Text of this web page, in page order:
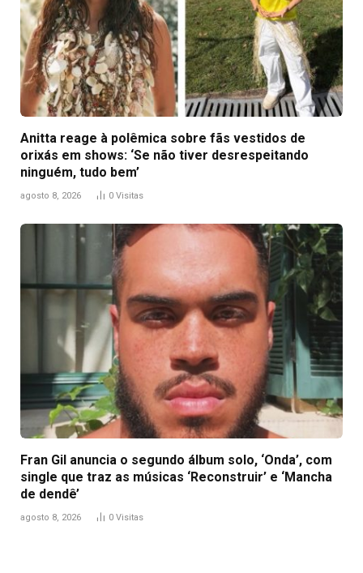
Anitta reage à polêmica sobre fãs vestidos de
orixás em shows: ‘Se não tiver desrespeitando
ninguém, tudo bem’
agosto 8, 2026 0 Visitas
Fran Gil anuncia o segundo álbum solo, ‘Onda’, com
single que traz as músicas ‘Reconstruir’ e ‘Mancha
de dendê’
agosto 8, 2026 0 Visitas